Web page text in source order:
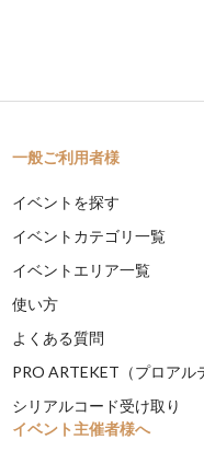
一般ご利用者様
イベントを探す
イベントカテゴリ一覧
イベントエリア一覧
使い方
よくある質問
PRO ARTEKET（プロアル
シリアルコード受け取り
イベント主催者様へ